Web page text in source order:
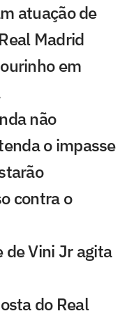
atuação de
Madrid
em
não
o impasse
contra o
Vini Jr agita
do Real